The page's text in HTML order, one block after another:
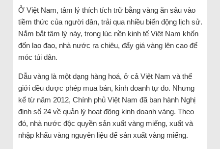
Ở Việt Nam, tâm lý thích tích trữ bằng vàng ăn sâu vào
tiềm thức của người dân, trải qua nhiều biến động lịch sử.
Nắm bắt tâm lý này, trong lúc nền kinh tế Việt Nam khốn
đốn lao đao, nhà nước ra chiêu, đẩy giá vàng lên cao để
móc túi dân.
Dẫu vàng là một dạng hàng hoá, ở cả Việt Nam và thế
giới đều được phép mua bán, kinh doanh tự do. Nhưng
kể từ năm 2012, Chính phủ Việt Nam đã ban hành Nghị
định số 24 về quản lý hoạt động kinh doanh vàng. Theo
đó, nhà nước độc quyền sản xuất vàng miếng, xuất và
nhập khẩu vàng nguyên liệu để sản xuất vàng miếng.